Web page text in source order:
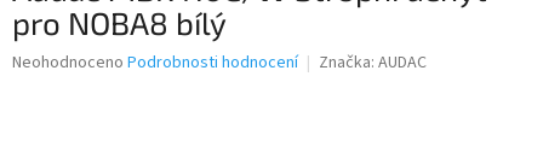
pro NOBA8 bílý
Průměrné
Neohodnoceno Podrobnosti hodnocení Značka: AUDAC